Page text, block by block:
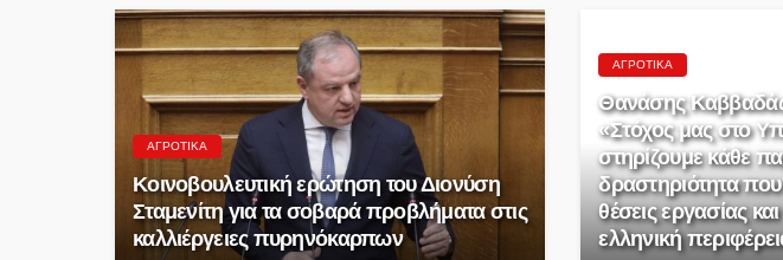
ΑΓΡΟΤΙΚΆ
Κοινοβουλευτική ερώτηση του Διονύση
Σταμενίτη για τα σοβαρά προβλήματα στις
καλλιέργειες πυρηνόκαρπων
ΑΓΡΟΤΙΚΆ
Θανάσης
«Στόχος μας στο
στηρίζουμε κάθε
δραστηριότητα που
θέσεις εργασίας
ελληνική